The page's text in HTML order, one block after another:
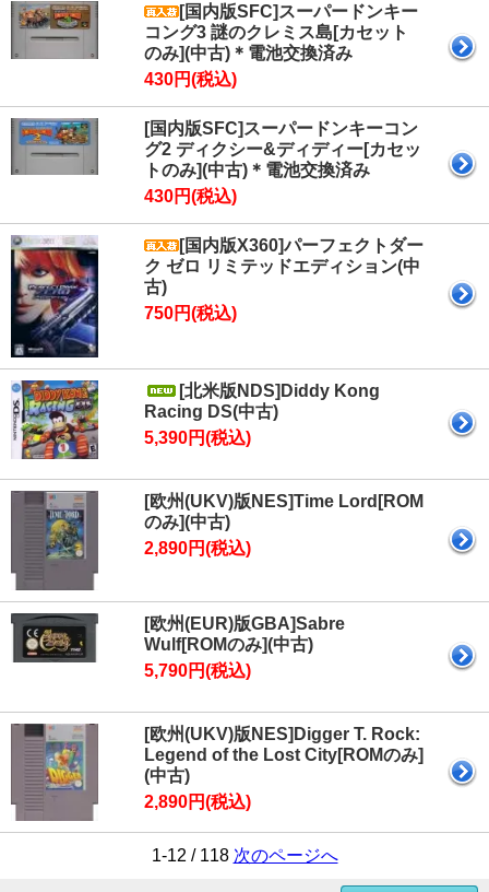
[国内版SFC]スーパードンキー
コング3 謎のクレミス島[カセット
のみ](中古)＊電池交換済み
430円(税込)
[国内版SFC]スーパードンキーコン
グ2 ディクシー&ディディー[カセッ
トのみ](中古)＊電池交換済み
430円(税込)
[国内版X360]パーフェクトダー
ク ゼロ リミテッドエディション(中
古)
750円(税込)
[北米版NDS]Diddy Kong
Racing DS(中古)
5,390円(税込)
[欧州(UKV)版NES]Time Lord[ROM
のみ](中古)
2,890円(税込)
[欧州(EUR)版GBA]Sabre
Wulf[ROMのみ](中古)
5,790円(税込)
[欧州(UKV)版NES]Digger T. Rock:
Legend of the Lost City[ROMのみ]
(中古)
2,890円(税込)
1-12 / 118 次のページへ